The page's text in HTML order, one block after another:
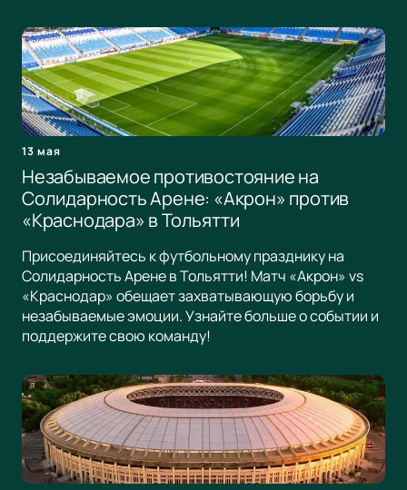
13 мая
Незабываемое противостояние на
Солидарность Арене: «Акрон» против
«Краснодара» в Тольятти
Присоединяйтесь к футбольному празднику на
Солидарность Арене в Тольятти! Матч «Акрон» vs
«Краснодар» обещает захватывающую борьбу и
незабываемые эмоции. Узнайте больше о событии и
поддержите свою команду!